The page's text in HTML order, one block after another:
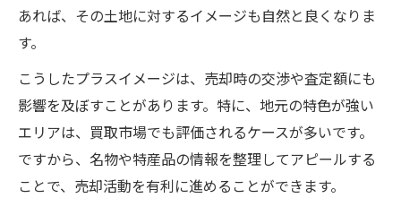
あれば、その土地に対するイメージも自然と良くなりま
す。
こうしたプラスイメージは、売却時の交渉や査定額にも
影響を及ぼすことがあります。特に、地元の特色が強い
エリアは、買取市場でも評価されるケースが多いです。
ですから、名物や特産品の情報を整理してアピールする
ことで、売却活動を有利に進めることができます。